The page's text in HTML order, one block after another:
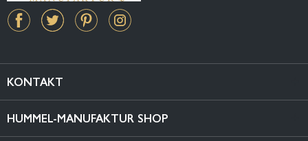
KONTAKT
HUMMEL-MANUFAKTUR SHOP